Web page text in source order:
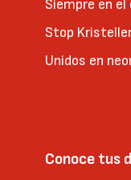
Siempre en el
Stop
Unidos en
Conoce tus